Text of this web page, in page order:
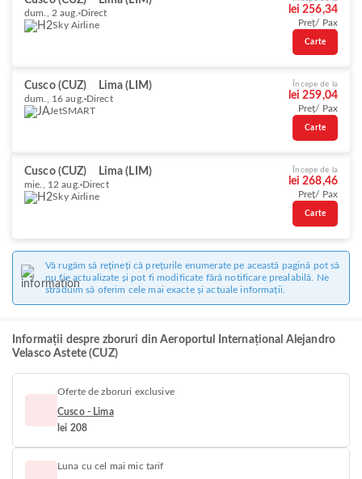
dum., 2 aug. Direct
Sky Airline
lei 256,34
Preț/ Pax
Carte
Cusco (CUZ) Lima (LIM)
dum., 16 aug. Direct
JetSMART
Începe de la
lei 259,04
Preț/ Pax
Carte
Cusco (CUZ) Lima (LIM)
mie., 12 aug. Direct
Sky Airline
Începe de la
lei 268,46
Preț/ Pax
Carte
Vă rugăm să rețineți că prețurile enumerate pe această pagină pot să
nu fie actualizate și pot fi modificate fără notificare prealabilă. Ne
străduim să oferim cele mai exacte și actuale informații.
Informații despre zboruri din Aeroportul Internațional Alejandro
Velasco Astete (CUZ)
Oferte de zboruri exclusive
Cusco - Lima
lei 208
Luna cu cel mai mic tarif